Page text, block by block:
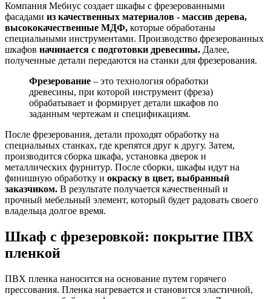
Компания Мебиус создает шкафы с фрезерованными
фасадами из качественных материалов - массив дерева,
высококачественные МДФ, которые обработаны
специальными инструментами. Производство фрезерованных
шкафов начинается с подготовки древесины. Далее,
полученные детали передаются на станки для фрезерования.
Фрезерование – это технология обработки
древесины, при которой инструмент (фреза)
обрабатывает и формирует детали шкафов по
заданным чертежам и спецификациям.
После фрезерования, детали проходят обработку на
специальных станках, где крепятся друг к другу. Затем,
производится сборка шкафа, установка дверок и
металлических фурнитур. После сборки, шкафы идут на
финишную обработку и окраску в цвет, выбранный
заказчиком. В результате получается качественный и
прочный мебельный элемент, который будет радовать своего
владельца долгое время.
Шкаф с фрезеровкой: покрытие ПВХ
пленкой
ПВХ пленка наносится на основание путем горячего
прессования. Пленка нагревается и становится эластичной,